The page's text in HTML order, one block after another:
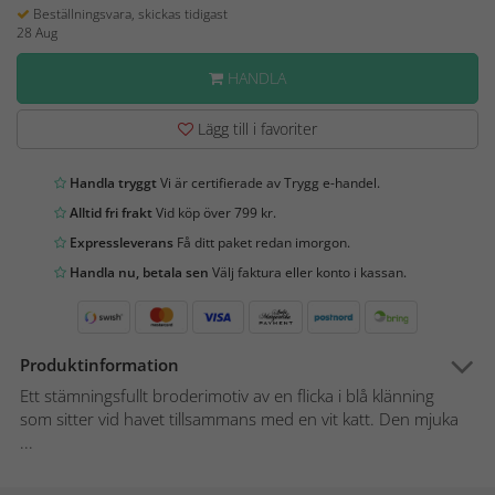
Beställningsvara, skickas tidigast
28 Aug
HANDLA
Lägg till i favoriter
Handla tryggtVi är certifierade av Trygg e-handel.
Alltid fri fraktVid köp över 799 kr.
Expressleverans Få ditt paket redan imorgon.
Handla nu, betala sen Välj faktura eller konto i kassan.
Produktinformation
Ett stämningsfullt broderimotiv av en flicka i blå klänning
som sitter vid havet tillsammans med en vit katt. Den mjuka